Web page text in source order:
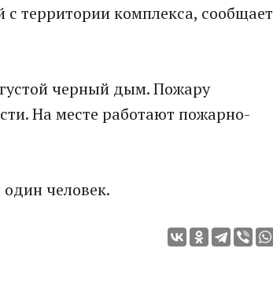
территории комплекса, сообщает
черный дым. Пожару
На месте работают пожарно-
человек.